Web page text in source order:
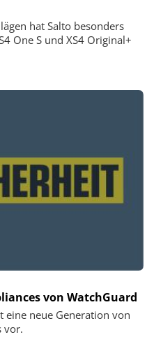
hat Salto besonders
One S und XS4 Original+
von WatchGuard
eine neue Generation von
vor.